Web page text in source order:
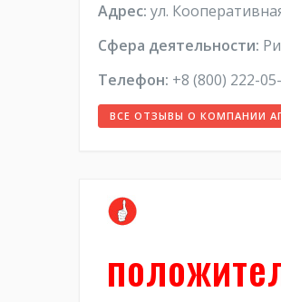
Адрес: ул.
Сфера деятельности:
Телефон: +8 (800) 222-
ВСЕ ОТЗЫВЫ О КОМПАНИИ